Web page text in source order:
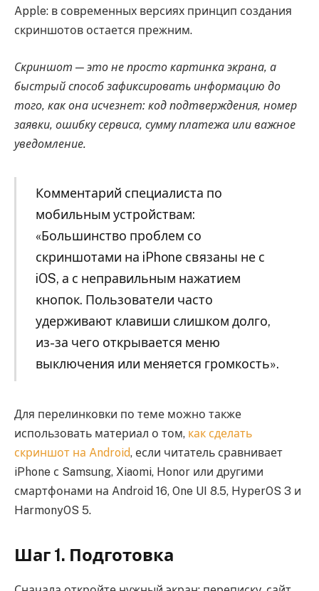
Apple: в современных версиях принцип создания
скриншотов остается прежним.
Скриншот — это не просто картинка экрана, а
быстрый способ зафиксировать информацию до
того, как она исчезнет: код подтверждения, номер
заявки, ошибку сервиса, сумму платежа или важное
уведомление.
Комментарий специалиста по
мобильным устройствам:
«Большинство проблем со
скриншотами на iPhone связаны не с
iOS, а с неправильным нажатием
кнопок. Пользователи часто
удерживают клавиши слишком долго,
из-за чего открывается меню
выключения или меняется громкость».
Для перелинковки по теме можно также
использовать материал о том, как сделать
скриншот на Android, если читатель сравнивает
iPhone с Samsung, Xiaomi, Honor или другими
смартфонами на Android 16, One UI 8.5, HyperOS 3 и
HarmonyOS 5.
Шаг 1. Подготовка